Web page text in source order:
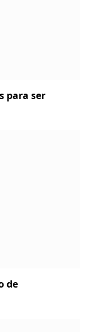
para ser
de